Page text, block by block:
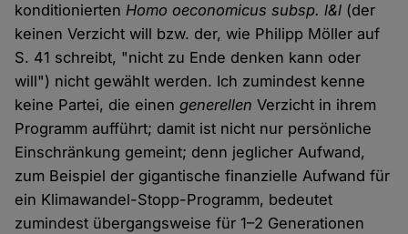
konditioniertenHomo oeconomicus subsp. l&l (der
keinen Verzicht will bzw. der, wie Philipp Möller auf
S. 41 schreibt, "nicht zu Ende denken kann oder
will") nicht gewählt werden. Ich zumindest kenne
keine Partei, die einengenerellen Verzicht in ihrem
Programm aufführt; damit ist nicht nur persönliche
Einschränkung gemeint; denn jeglicher Aufwand,
zum Beispiel der gigantische finanzielle Aufwand für
ein Klimawandel-Stopp-Programm, bedeutet
zumindest übergangsweise für 1–2 Generationen